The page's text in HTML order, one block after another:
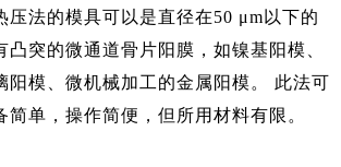
压法的模具可以是直径在50 μm以下的
凸突的微通道骨片阳膜，如镍基阳模、
阳模、微机械加工的金属阳模。 此法可
简单，操作简便，但所用材料有限。